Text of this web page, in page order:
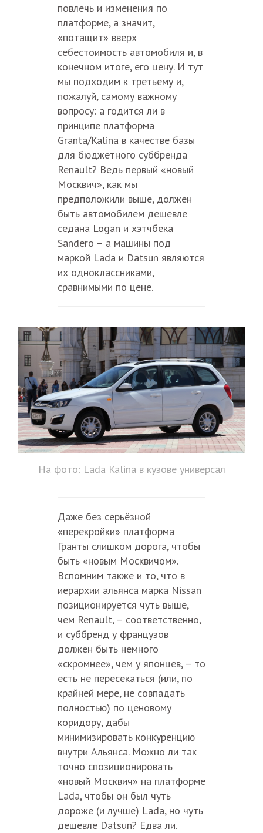
повлечь и изменения по
платформе, а значит,
«потащит» вверх
себестоимость автомобиля и, в
конечном итоге, его цену. И тут
мы подходим к третьему и,
пожалуй, самому важному
вопросу: а годится ли в
принципе платформа
Granta/Kalina в качестве базы
для бюджетного суббренда
Renault? Ведь первый «новый
Москвич», как мы
предположили выше, должен
быть автомобилем дешевле
седана Logan и хэтчбека
Sandero – а машины под
маркой Lada и Datsun являются
их одноклассниками,
сравнимыми по цене.
На фото: Lada Kalina в кузове универсал
Даже без серьёзной
«перекройки» платформа
Гранты слишком дорога, чтобы
быть «новым Москвичом».
Вспомним также и то, что в
иерархии альянса марка Nissan
позиционируется чуть выше,
чем Renault, – соответственно,
и суббренд у французов
должен быть немного
«скромнее», чем у японцев, – то
есть не пересекаться (или, по
крайней мере, не совпадать
полностью) по ценовому
коридору, дабы
минимизировать конкуренцию
внутри Альянса. Можно ли так
точно спозиционировать
«новый Москвич» на платформе
Lada, чтобы он был чуть
дороже (и лучше) Lada, но чуть
дешевле Datsun? Едва ли.